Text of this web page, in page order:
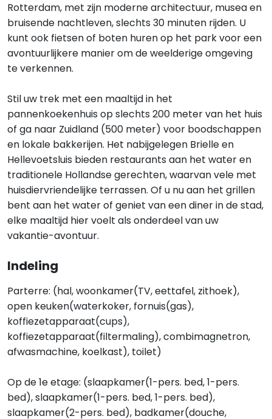
Rotterdam, met zijn moderne architectuur, musea en
bruisende nachtleven, slechts 30 minuten rijden. U
kunt ook fietsen of boten huren op het park voor een
avontuurlijkere manier om de weelderige omgeving
te verkennen.
Stil uw trek met een maaltijd in het
pannenkoekenhuis op slechts 200 meter van het huis
of ga naar Zuidland (500 meter) voor boodschappen
en lokale bakkerijen. Het nabijgelegen Brielle en
Hellevoetsluis bieden restaurants aan het water en
traditionele Hollandse gerechten, waarvan vele met
huisdiervriendelijke terrassen. Of u nu aan het grillen
bent aan het water of geniet van een diner in de stad,
elke maaltijd hier voelt als onderdeel van uw
vakantie-avontuur.
Indeling
Parterre: (hal, woonkamer(TV, eettafel, zithoek),
open keuken(waterkoker, fornuis(gas),
koffiezetapparaat(cups),
koffiezetapparaat(filtermaling), combimagnetron,
afwasmachine, koelkast), toilet)
Op de 1e etage: (slaapkamer(1-pers. bed, 1-pers.
bed), slaapkamer(1-pers. bed, 1-pers. bed),
slaapkamer(2-pers. bed), badkamer(douche,